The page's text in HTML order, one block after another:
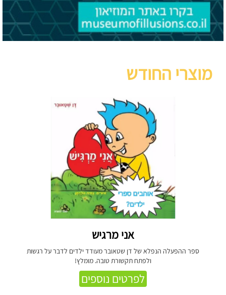
מוצרי החודש
אני מרגיש
ספר ההפעלה הנפלא של דן שטאובר מעודד ילדים לדבר על רגשות
ולפתח תקשורת טובה. מומלץ!
לפרטים נוספים